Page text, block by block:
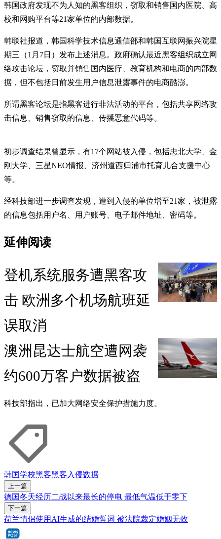
韩国政府发现不为人知的黑客组织，窃取和销售国内医院、高
校和网购平台等21家单位的内部数据。
韩联社报道，韩国科学技术信息通信部和韩国互联网振兴院星
期三（1月7日）发布上述消息。政府确认最近黑客组织成立网
络攻击论坛，窃取并销售国内医疗、教育机构和电商的内部数
据，但不包括日前发生用户信息泄露事件的电商酷澎。
所谓黑客论坛是指黑客进行非法活动的平台，包括共享网络攻
击信息、销售窃取的信息、传播恶意代码等。
初步调查结果曾显示，有17个网站被入侵，包括忠北大学、金
刚大学、三星NEO情报、济州道西归浦市托育儿合支援中心
等。
经科技部进一步调查发现，遭到入侵的单位增至21家，被泄露
的信息包括用户名、用户账号、电子邮件地址、密码等。
延伸阅读
登机系统服务遭黑客攻
击 欧洲多个机场航班延
误取消
澳洲昆达士航空遭网袭
约600万客户数据被盗
科技部指出，已加大网络安全保护措施力度。
韩国学校黑客黑客入侵数据
上一篇
德国冬天经历二战以来最长的停电 最低气温低于零下
下一篇
荷兰情侣使用AI生成的结婚誓词 被法院裁定婚姻无效